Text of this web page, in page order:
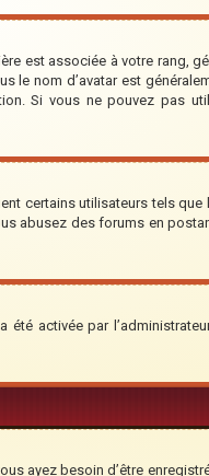
est associée à votre rang,
nom d’avatar est
Si vous ne pouvez pas
certains utilisateurs tels que
abusez des forums en
activée par
ayez besoin d’être